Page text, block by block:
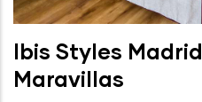
Ibis Styles
Maravillas